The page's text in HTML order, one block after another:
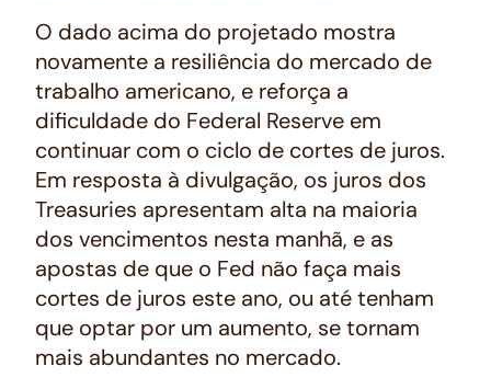
O dado acima do projetado mostra
novamente a resiliência do mercado de
trabalho americano, e reforça a
dificuldade do Federal Reserve em
continuar com o ciclo de cortes de juros.
Em resposta à divulgação, os juros dos
Treasuries apresentam alta na maioria
dos vencimentos nesta manhã, e as
apostas de que o Fed não faça mais
cortes de juros este ano, ou até tenham
que optar por um aumento, se tornam
mais abundantes no mercado.